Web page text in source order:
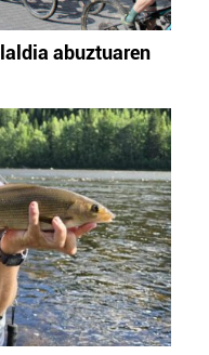
abuztuaren